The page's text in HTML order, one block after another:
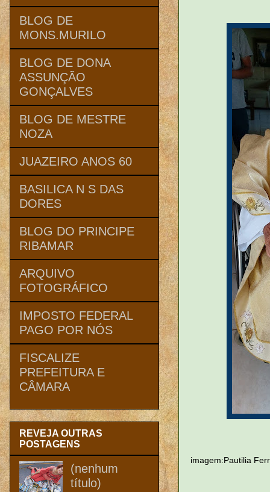
imagem:Pautilia
BLOG DE
MONS.MURILO
BLOG DE DONA
ASSUNÇÃO
GONÇALVES
BLOG DE MESTRE
NOZA
JUAZEIRO ANOS 60
BASILICA N S DAS
DORES
BLOG DO PRINCIPE
RIBAMAR
ARQUIVO
FOTOGRÁFICO
IMPOSTO FEDERAL
PAGO POR NÓS
FISCALIZE
PREFEITURA E
CÂMARA
REVEJA OUTRAS
POSTAGENS
(nenhum
título)